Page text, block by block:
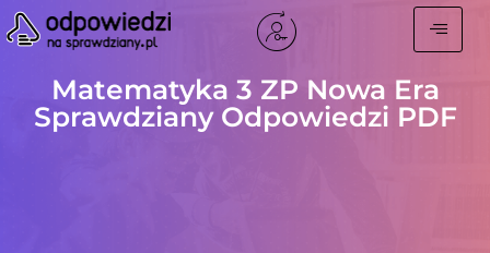
Matematyka 3 ZP Nowa Era
Sprawdziany Odpowiedzi PDF